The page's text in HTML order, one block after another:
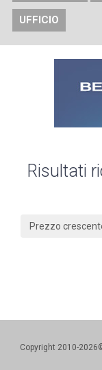
UFFICIO
Risultati
Prezzo
Copyright 2010-